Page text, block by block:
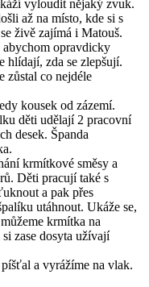
vyloudit nějaký zvuk.
až na místo, kde si s
živě zajímá i Matouš.
abychom opravdicky
hlídají, zda se zlepšují.
zůstal co nejdéle
kousek od zázemí.
děti udělají 2 pracovní
desek. Španda
krmítkové směsy a
Děti pracují také s
a pak přes
utáhnout. Ukáže se,
krmítka na
zase dosyta užívají
a vyrážíme na vlak.